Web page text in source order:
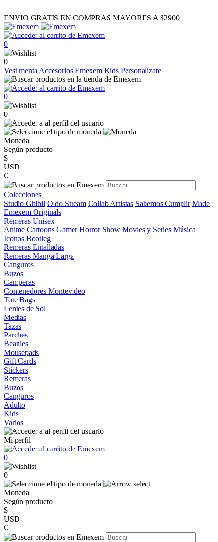
ENVIO GRATIS EN COMPRAS MAYORES A $2900
0
0
Vestimenta Accesorios Emexem Kids Personalizate
0
0
Moneda
Según producto
$
USD
€
Colecciones
Studio Ghibli Oido Stream Collab Artistas Sabemos Cumplir Made
Emexem Originals
Remeras Unisex
Anime Cartoons Gamer Horror Show Movies y Series Música
Iconos Bootleg
Remeras Entalladas
Remeras Manga Larga
Canguros
Buzos
Camperas
Contenedores Montevideo
Tote Bags
Lentes de Sol
Medias
Tazas
Parches
Beanies
Mousepads
Gift Cards
Stickers
Remeras
Buzos
Canguros
Adulto
Kids
Varios
Mi perfil
0
0
Moneda
Según producto
$
USD
€